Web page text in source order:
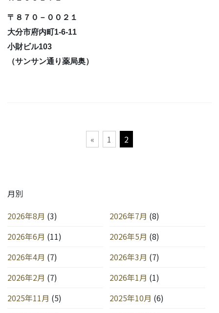
〒８７０－００２１
大分市府内町1-6-11
小財ビル103
（サンサン通り薬局奥）
投
稿
り
« 1 2
月別
2026年8月 (3) 2026年7月 (8)
2026年6月 (11) 2026年5月 (8)
2026年4月 (7) 2026年3月 (7)
2026年2月 (7) 2026年1月 (1)
2025年11月 (5) 2025年10月 (6)